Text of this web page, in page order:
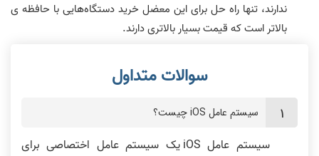
ندارند، تنها راه حل برای این معضل خرید دستگاه‌هایی با حافظه ی
بالاتر است که قیمت بسیار بالاتری دارند.
سیستم عامل iOS چیست؟
سیستم عامل iOS یک سیستم عامل اختصاصی برای